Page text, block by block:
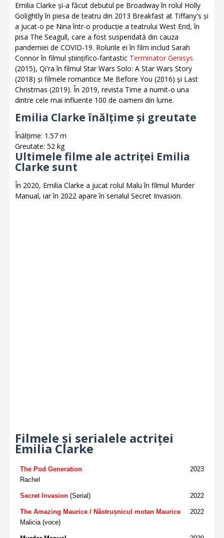
Emilia Clarke și-a făcut debutul pe Broadway în rolul Holly
Golightly în piesa de teatru din 2013 Breakfast at Tiffany's și
a jucat-o pe Nina într-o producție a teatrului West End, în
pisa The Seagull, care a fost suspendată din cauza
pandemiei de COVID-19. Rolurile ei în film includ Sarah
Connor în filmul științifico-fantastic Terminator Genisys
(2015), Qi'ra în filmul Star Wars Solo: A Star Wars Story
(2018) și filmele romantice Me Before You (2016) și Last
Christmas (2019). În 2019, revista Time a numit-o una
dintre cele mai influente 100 de oameni din lume.
Emilia Clarke înălțime și greutate
Înălțime: 1.57 m
Greutate: 52 kg
Ultimele filme ale actriței Emilia
Clarke sunt
În 2020, Emilia Clarke a jucat rolul Malu în filmul Murder
Manual, iar în 2022 apare în serialul Secret Invasion.
Filmele și serialele actriței
Emilia Clarke
2023
The Pod Generation
Rachel
2022
Secret Invasion (Serial)
2022
The Amazing Maurice / Năstrușnicul motan Maurice
Malicia (voce)